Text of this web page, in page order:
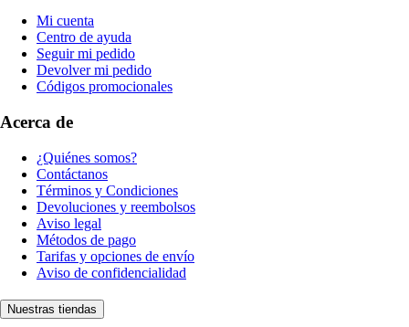
Mi cuenta
Centro de ayuda
Seguir mi pedido
Devolver mi pedido
Códigos promocionales
Acerca de
¿Quiénes somos?
Contáctanos
Términos y Condiciones
Devoluciones y reembolsos
Aviso legal
Métodos de pago
Tarifas y opciones de envío
Aviso de confidencialidad
Nuestras tiendas